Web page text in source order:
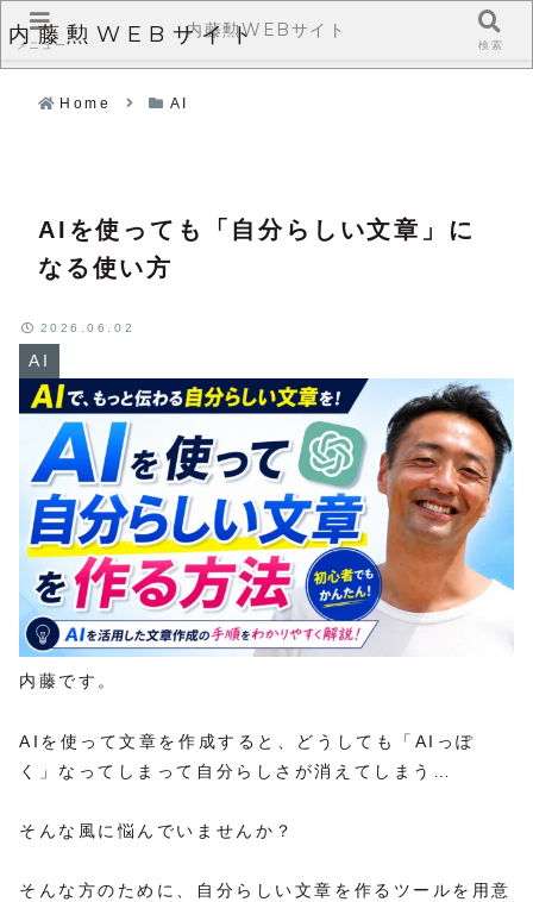
内藤勲WEBサイト
Home AI
AIを使っても「自分らしい文章」に
なる使い方
AI
2026.06.02
内藤です。
AIを使って文章を作成すると、どうしても「AIっぽ
く」なってしまって自分らしさが消えてしまう…
そんな風に悩んでいませんか？
そんな方のために、自分らしい文章を作るツールを用意
メニュー
内藤勲WEBサイト
検索